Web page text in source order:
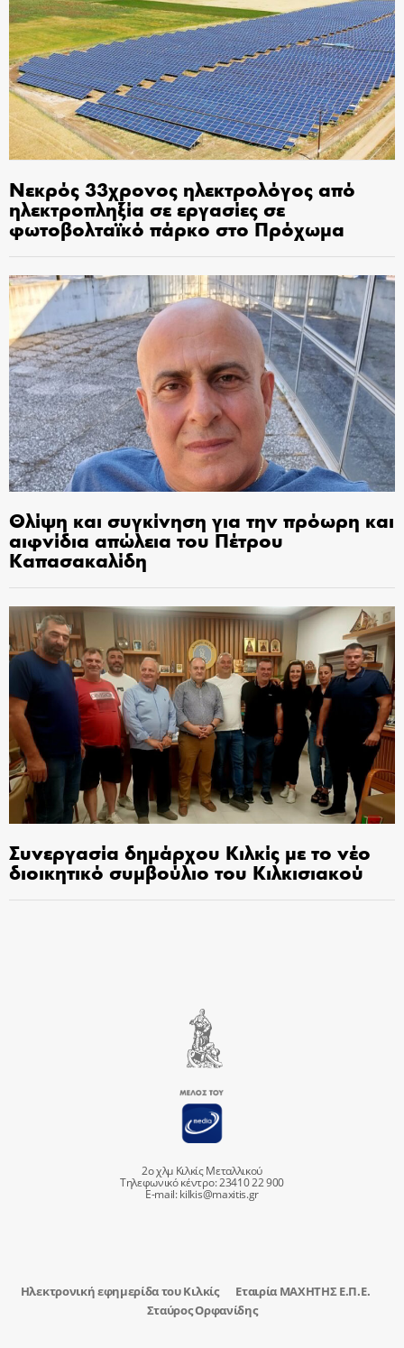
Νεκρός 33χρονος ηλεκτρολόγος από
ηλεκτροπληξία σε εργασίες σε
φωτοβολταϊκό πάρκο στο Πρόχωμα
Θλίψη και συγκίνηση για την πρόωρη και
αιφνίδια απώλεια του Πέτρου
Καπασακαλίδη
Συνεργασία δημάρχου Κιλκίς με το νέο
διοικητικό συμβούλιο του Κιλκισιακού
2ο χλμ Κιλκίς Μεταλλικού
Τηλεφωνικό κέντρο: 23410 22 900
E-mail:kilkis@maxitis.gr
Ηλεκτρονική εφημερίδα του Κιλκίς
Εταιρία ΜΑΧΗΤΗΣ Ε.Π.Ε.
Σταύρος Ορφανίδης